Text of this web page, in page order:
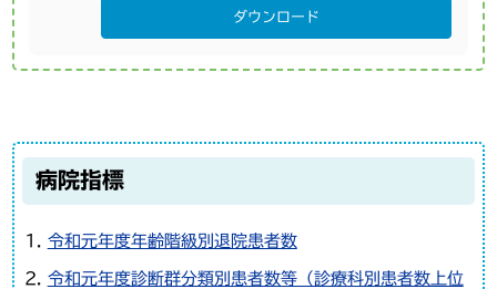
ダウンロード
病院指標
令和元年度年齢階級別退院患者数
令和元年度診断群分類別患者数等（診療科別患者数上位